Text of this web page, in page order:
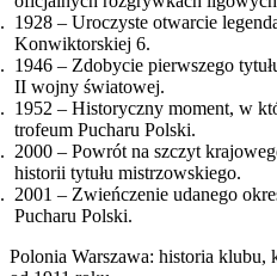
1928 – Uroczyste otwarcie
Konwiktorskiej 6.
1946 – Zdobycie pierwszego
II wojny światowej.
1952 – Historyczny moment, w
trofeum Pucharu Polski.
2000 – Powrót na szczyt
historii tytułu mistrzowskiego.
2001 – Zwieńczenie udanego
Pucharu Polski.
Polonia Warszawa: historia klubu,